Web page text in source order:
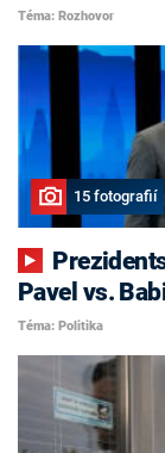
Téma: Rozhovor
15 fotografií
Pavel vs.
Téma: Politika